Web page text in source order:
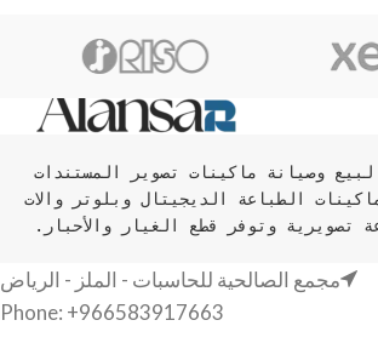
تصويرية وتوفر قطع الغيار والأحبار.
مجمع الصالحية للحاسبات - الملز - الرياض
Phone: +966583917663